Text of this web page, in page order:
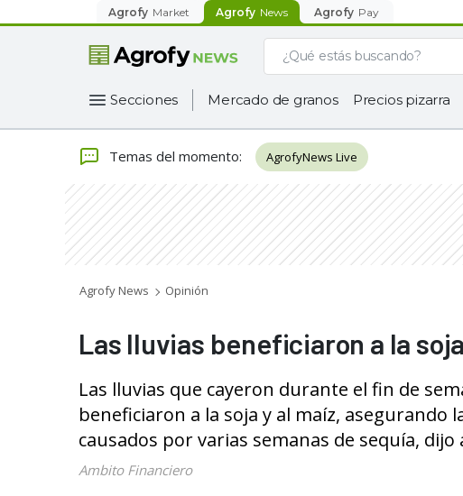
Agrofy Market Agrofy News Agrofy Pay
Secciones Mercado de granos Precios pizarra
Temas del momento: AgrofyNews Live
Agrofy News Opinión
Las lluvias beneficiaron a la
Las lluvias que cayeron durante el fin de
beneficiaron a la soja y al maíz,
causados por varias semanas de sequía,
Ambito Financiero